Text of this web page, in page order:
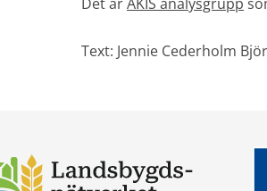
Text: Jennie Cederholm